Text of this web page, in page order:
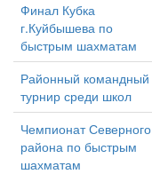
Финал Кубка
г.Куйбышева по
быстрым шахматам
Районный командный
турнир среди школ
Чемпионат Северного
района по быстрым
шахматам